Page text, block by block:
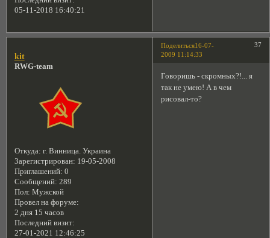
05-11-2018 16:40:21
Поделиться 37
16-07-
2009 11:14:33
kit
RWG-team
Откуда: г. Винница. Украина
Зарегистрирован: 19-05-2008
Приглашений: 0
Сообщений: 289
Пол: Мужской
Провел на форуме:
2 дня 15 часов
Последний визит:
27-01-2021 12:46:25
Говоришь - скромных?!... я
так не умею! А в чем
рисовал-то?